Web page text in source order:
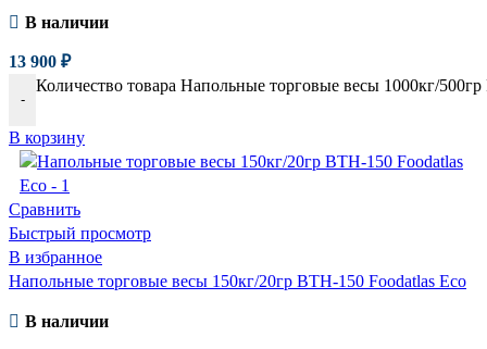
В наличии
13 900 ₽
-
Количество товара Напольные торговые весы 1000кг/
В корзину
Сравнить
Быстрый просмотр
В избранное
Напольные торговые весы 150кг/20гр ВТН-150 Foodatlas Eco
В наличии